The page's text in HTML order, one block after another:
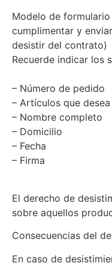
Modelo de
cumplimentar y
desistir del contrato)
Recuerde indicar los
– Número de pedido
– Artículos que
– Nombre completo
– Domicilio
– Fecha
– Firma
El derecho de
sobre aquellos
Consecuencias del
En caso de